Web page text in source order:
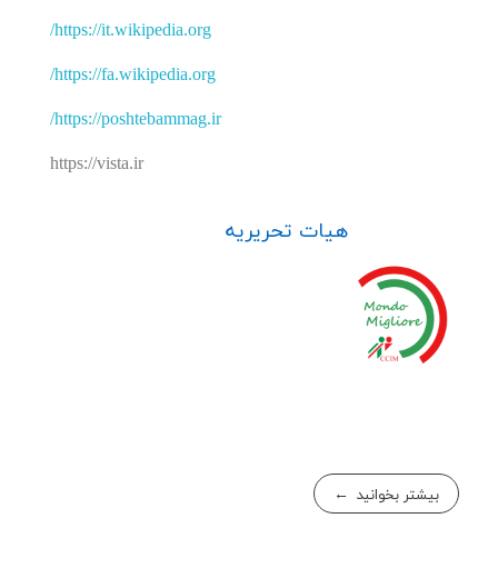
https://it.wikipedia.org/
https://fa.wikipedia.org/
https://poshtebammag.ir/
https://vista.ir
هیات تحریریه
بیشتر بخوانید